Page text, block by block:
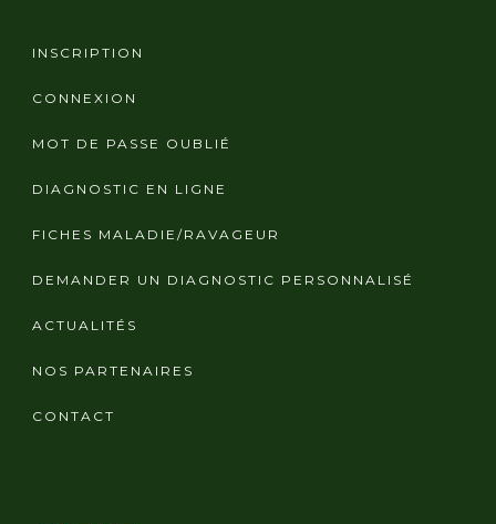
INSCRIPTION
CONNEXION
MOT DE PASSE OUBLIÉ
DIAGNOSTIC EN LIGNE
FICHES MALADIE/RAVAGEUR
DEMANDER UN DIAGNOSTIC PERSONNALISÉ
ACTUALITÉS
NOS PARTENAIRES
CONTACT